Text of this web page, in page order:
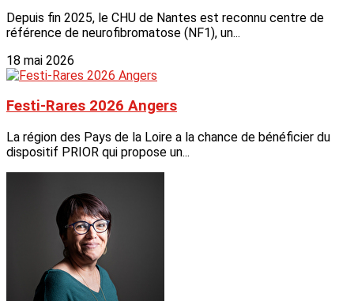
Depuis fin 2025, le CHU de Nantes est reconnu centre de
référence de neurofibromatose (NF1), un...
18 mai 2026
Festi-Rares 2026 Angers
La région des Pays de la Loire a la chance de bénéficier du
dispositif PRIOR qui propose un...